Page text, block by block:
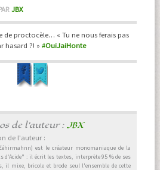
JBX
de proctocèle… « Tu ne nous ferais pas
hasard ?! » #OuiJaiHonte
de l'auteur :JBX
de l'auteur :
est le créateur monomaniaque de la
d’Acide" : il écrit les textes, interprète 95 % de ses
il mixe, bricole et brode seul l'ensemble de cette